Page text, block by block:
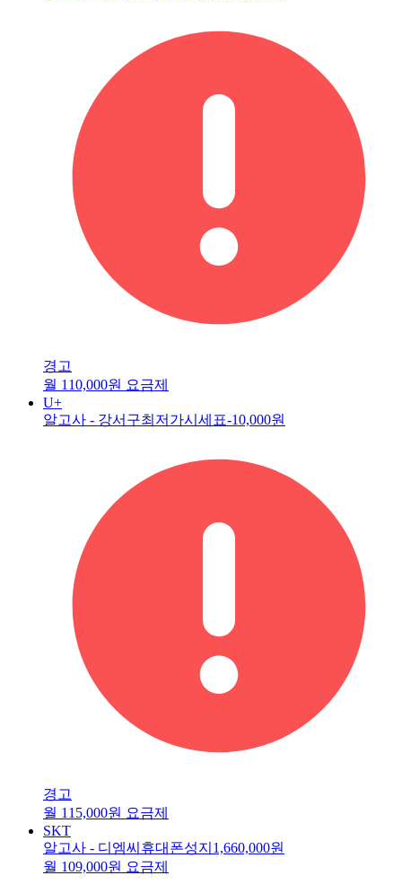
경고
월 110,000원 요금제
U+
알고사 - 강서구최저가시세표-10,000원
경고
월 115,000원 요금제
SKT
알고사 - 디엠씨휴대폰성지 1,660,000원
월 109,000원 요금제